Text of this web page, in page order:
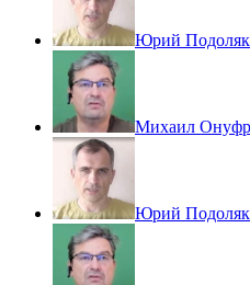
Юрий
Михаил
Юрий